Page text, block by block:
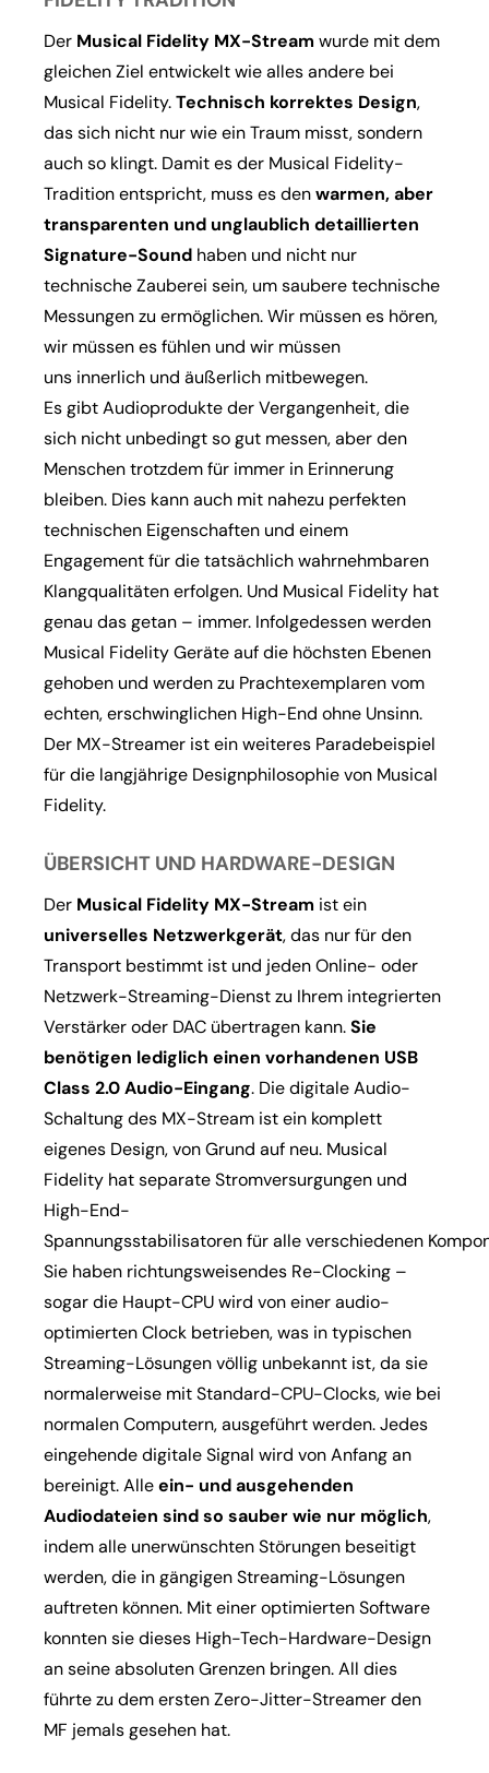
Der Musical Fidelity MX-Stream wurde mit dem
gleichen Ziel entwickelt wie alles andere bei
Musical Fidelity.Technisch korrektes Design,
das sich nicht nur wie ein Traum misst, sondern
auch so klingt. Damit es der Musical Fidelity-
Tradition entspricht, muss es denwarmen, aber
transparenten und unglaublich detaillierten
Signature-Sound haben und nicht nur
technische Zauberei sein, um saubere technische
Messungen zu ermöglichen. Wir müssen es hören,
wir müssen es fühlen und wir müssen
uns innerlich und äußerlich mitbewegen.
Es gibt Audioprodukte der Vergangenheit, die
sich nicht unbedingt so gut messen, aber den
Menschen trotzdem für immer in Erinnerung
bleiben. Dies kann auch mit nahezu perfekten
technischen Eigenschaften und einem
Engagement für die tatsächlich wahrnehmbaren
Klangqualitäten erfolgen. Und Musical Fidelity hat
genau das getan – immer. Infolgedessen werden
Musical Fidelity Geräte auf die höchsten Ebenen
gehoben und werden zu Prachtexemplaren vom
echten, erschwinglichen High-End ohne Unsinn.
Der MX-Streamer ist ein weiteres Paradebeispiel
für die langjährige Designphilosophie von Musical
Fidelity.
ÜBERSICHT UND HARDWARE-DESIGN
Der Musical Fidelity MX-Stream ist ein
universelles Netzwerkgerät, das nur für den
Transport bestimmt ist und jeden Online- oder
Netzwerk-Streaming-Dienst zu Ihrem integrierten
Verstärker oder DAC übertragen kann.Sie
benötigen lediglich einen vorhandenen USB
Class 2.0 Audio-Eingang. Die digitale Audio-
Schaltung des MX-Stream ist ein komplett
eigenes Design, von Grund auf neu. Musical
Fidelity hat separate Stromversurgungen und
High-End-
Spannungsstabilisatoren für alle verschiedenen
Sie haben richtungsweisendes Re-Clocking –
sogar die Haupt-CPU wird von einer audio-
optimierten Clock betrieben, was in typischen
Streaming-Lösungen völlig unbekannt ist, da sie
normalerweise mit Standard-CPU-Clocks, wie bei
normalen Computern, ausgeführt werden. Jedes
eingehende digitale Signal wird von Anfang an
bereinigt. Alleein- und ausgehenden
Audiodateien sind so sauber wie nur möglich,
indem alle unerwünschten Störungen beseitigt
werden, die in gängigen Streaming-Lösungen
auftreten können. Mit einer optimierten Software
konnten sie dieses High-Tech-Hardware-Design
an seine absoluten Grenzen bringen. All dies
führte zu dem ersten Zero-Jitter-Streamer den
MF jemals gesehen hat.